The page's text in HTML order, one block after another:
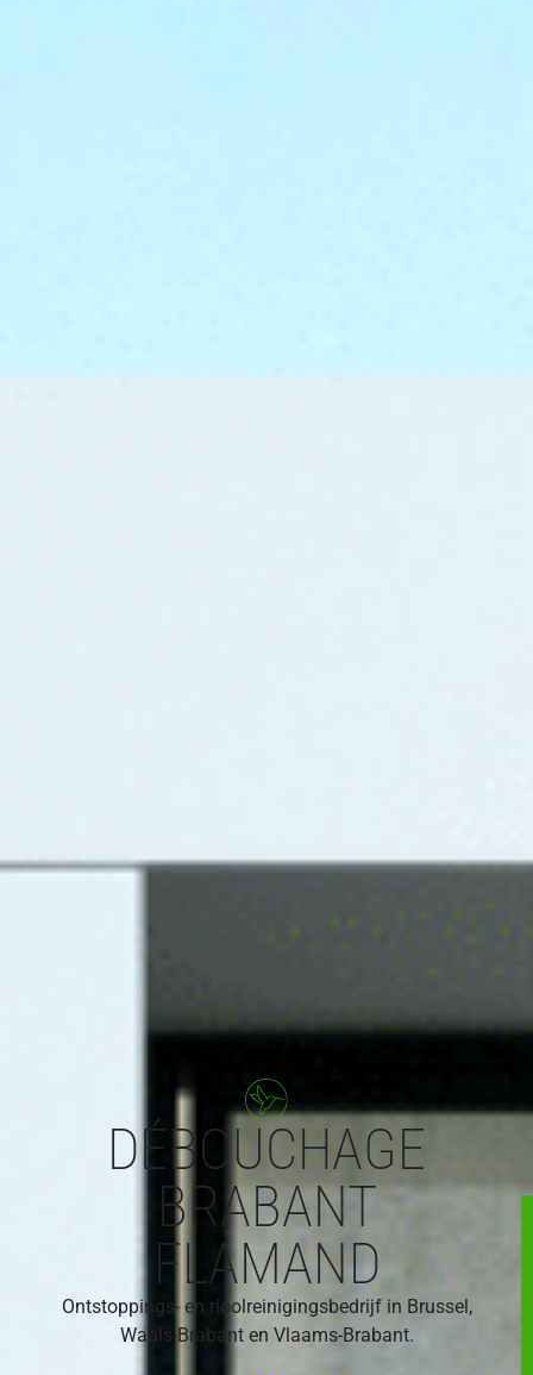
DÉBOUCHAGE
BRABANT
FLAMAND
Ontstoppings- en rioolreinigingsbedrijf in Brussel,
Waals-Brabant en Vlaams-Brabant.